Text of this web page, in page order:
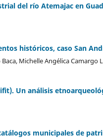
del río Atemajac en
históricos, caso San
Michelle Angélica Camargo
Un análisis
municipales de